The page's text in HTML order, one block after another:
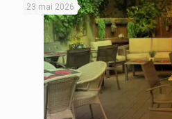
23 mai 2026